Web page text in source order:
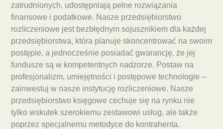
zatrudnionych, udostępniają pełne rozwiązania
finansowe i podatkowe. Nasze przedsiębiorstwo
rozliczeniowe jest bezbłędnym sojusznikiem dla każdej
przedsiębiorstwa, która planuje skoncentrować na swoim
postępie, a jednocześnie posiadać gwarancję, że jej
fundusze są w kompetentnych nadzorze. Postaw na
profesjonalizm, umiejętności i postępowe technologie –
zainwestuj w nasze instytucję rozliczeniowe. Nasze
przedsiębiorstwo księgowe cechuje się na rynku nie
tylko wskutek szerokiemu zestawowi usług, ale także
poprzez specjalnemu metodyce do kontrahenta.